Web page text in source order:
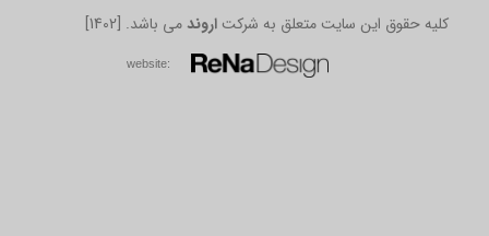
[1402] .کلیه حقوق این سایت متعلق به شرکت اروندمی باشد
w​​​​​​​ebsite: